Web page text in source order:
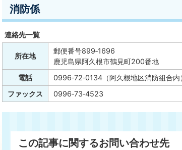
消防係
連絡先一覧
所在地
郵便番号899‐1696
鹿児島県阿久根市鶴見町200番地
電話
0996‐72‐0134（阿久根地区消防組合内
ファックス
0996‐73‐4523
この記事に関するお問い合わせ先